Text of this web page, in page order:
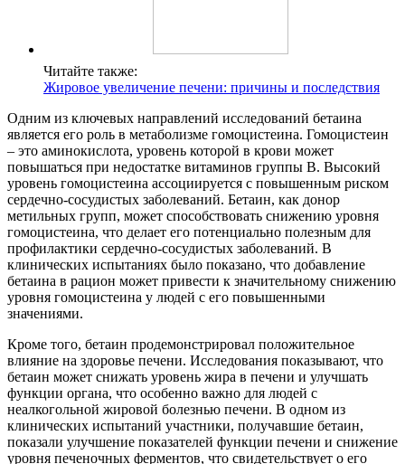
Читайте также:
Жировое увеличение печени: причины и последствия
Одним из ключевых направлений исследований бетаина
является его роль в метаболизме гомоцистеина. Гомоцистеин
– это аминокислота, уровень которой в крови может
повышаться при недостатке витаминов группы B. Высокий
уровень гомоцистеина ассоциируется с повышенным риском
сердечно-сосудистых заболеваний. Бетаин, как донор
метильных групп, может способствовать снижению уровня
гомоцистеина, что делает его потенциально полезным для
профилактики сердечно-сосудистых заболеваний. В
клинических испытаниях было показано, что добавление
бетаина в рацион может привести к значительному снижению
уровня гомоцистеина у людей с его повышенными
значениями.
Кроме того, бетаин продемонстрировал положительное
влияние на здоровье печени. Исследования показывают, что
бетаин может снижать уровень жира в печени и улучшать
функции органа, что особенно важно для людей с
неалкогольной жировой болезнью печени. В одном из
клинических испытаний участники, получавшие бетаин,
показали улучшение показателей функции печени и снижение
уровня печеночных ферментов, что свидетельствует о его